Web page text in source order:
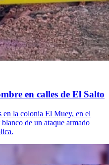
en calles de El Salto
en la colonia El Muey, en el
de un ataque armado